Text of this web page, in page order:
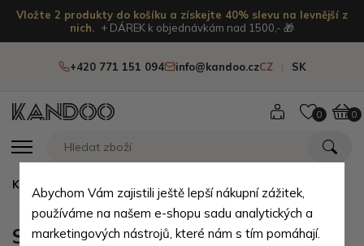
Vložte 2 produkty do košíku a získejte 40% slevu na levnější z
nich.
+ DÁREK k objednávkám nad 1500,- 🎁
+420 771 151 094 info@kandoo.czCZ SK
0 0
Kandoo.cz
Sledování zásilky
Abychom Vám zajistili ještě lepší nákupní zážitek,
používáme na našem e-shopu sadu analytických a
marketingových nástrojů, které nám s tím pomáhají.